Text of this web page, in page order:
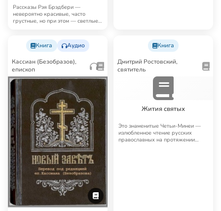
Рассказы Рэя Брэдбери —
невероятно красивые, часто
грустные, но при этом — светлые,
Книга Аудио
Кассиан (Безобразов),
епископ
Книга
Дмитрий Ростовский,
святитель
Жития святых
Это знаменитые Четьи-Минеи —
излюбленное чтение русских
православных на протяжении